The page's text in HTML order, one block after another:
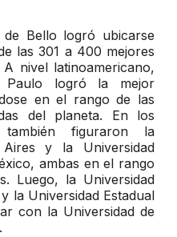
Bello logró ubicarse
las 301 a 400 mejores
nivel latinoamericano,
Paulo logró la mejor
en el rango de las
del planeta. En los
figuraron la
y la Universidad
ambas en el rango
Luego, la Universidad
la Universidad Estadual
con la Universidad de